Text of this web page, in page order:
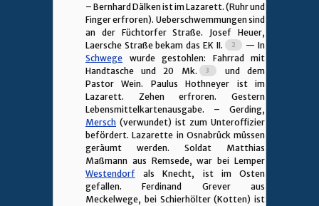
– Bernhard Dälken ist im Lazarett. (Ruhr und
Finger erfroren). Ueberschwemmungen sind
an der Füchtorfer Straße. Josef Heuer,
Laersche Straße bekam das EK II.
— In
Schwege wurde gestohlen: Fahrrad mit
Handtasche und 20 Mk.
und dem
Pastor Wein. Paulus Hothneyer ist im
Lazarett. Zehen erfroren. Gestern
Lebensmittelkartenausgabe. – Gerding,
Mersch (verwundet) ist zum Unteroffizier
befördert. Lazarette in Osnabrück müssen
geräumt werden. Soldat Matthias
Maßmann aus Remsede, war bei Lemper
Westendorf als Knecht, ist im Osten
gefallen. Ferdinand Grever aus
Meckelwege, bei Schierhölter (Kotten) ist